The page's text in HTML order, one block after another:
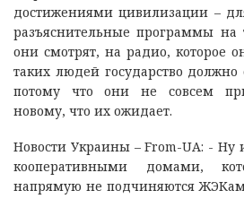
достижениями цивилизации –
разъяснительные программы на
они смотрят, на радио, которое
таких людей государство
потому что они не совсем
новому, что их ожидает.
Новости Украины – From-UA: - Ну
кооперативными домами,
напрямую не подчиняются